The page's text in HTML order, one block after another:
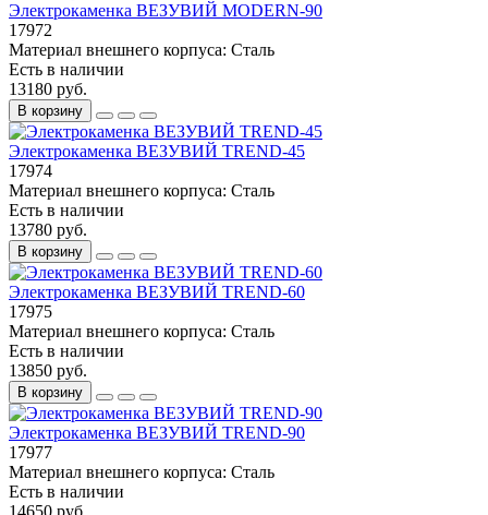
Электрокаменка ВЕЗУВИЙ MODERN-90
17972
Материал внешнего корпуса: Сталь
Есть в наличии
13180 руб.
В корзину
Электрокаменка ВЕЗУВИЙ TREND-45
17974
Материал внешнего корпуса: Сталь
Есть в наличии
13780 руб.
В корзину
Электрокаменка ВЕЗУВИЙ TREND-60
17975
Материал внешнего корпуса: Сталь
Есть в наличии
13850 руб.
В корзину
Электрокаменка ВЕЗУВИЙ TREND-90
17977
Материал внешнего корпуса: Сталь
Есть в наличии